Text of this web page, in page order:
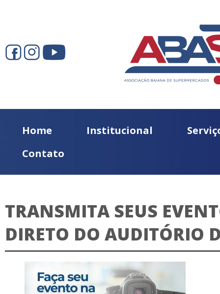
Home Institucional
Contato
TRANSMITA SEUS
DIRETO DO AUDITÓRIO